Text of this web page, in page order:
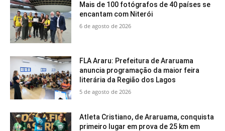
Mais de 100 fotógrafos de 40 países se
encantam com Niterói
6 de agosto de 2026
FLA Araru: Prefeitura de Araruama
anuncia programação da maior feira
literária da Região dos Lagos
5 de agosto de 2026
Atleta Cristiano, de Araruama, conquista
primeiro lugar em prova de 25 km em